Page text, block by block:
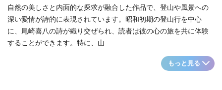
自然の美しさと内面的な探求が融合した作品で、登山や風景への
深い愛情が詩的に表現されています。昭和初期の登山行を中心
に、尾崎喜八の詩が織り交ぜられ、読者は彼の心の旅を共に体験
することができます。特に、山...
もっと見る